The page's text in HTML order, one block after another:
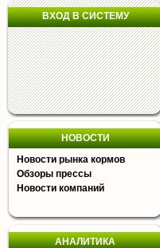
ВХОД В СИСТЕМУ
НОВОСТИ
Новости рынка кормов
Обзоры прессы
Новости компаний
АНАЛИТИКА